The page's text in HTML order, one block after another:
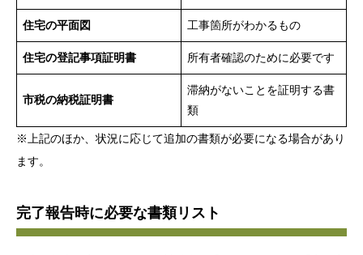
住宅の平面図 工事箇所がわかるもの
住宅の登記事項証明書 所有者確認のために必要です
市税の納税証明書
滞納がないことを証明する書
類
※上記のほか、状況に応じて追加の書類が必要になる場合があり
ます。
完了報告時に必要な書類リスト